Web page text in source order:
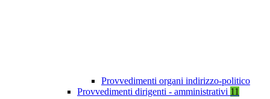
Provvedimenti organi indirizzo-politico
Provvedimenti dirigenti - amministrativi 11